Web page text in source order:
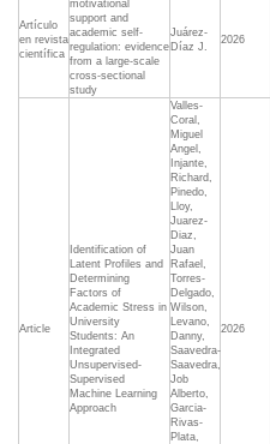
Artículo
en revista
científica
motivational
support and
academic self-
regulation: evidence
from a large-scale
cross-sectional
study
Juárez-
Díaz J.
2026
Article
Identification of
Latent Profiles and
Determining
Factors of
Academic Stress in
University
Students: An
Integrated
Unsupervised-
Supervised
Machine Learning
Approach
Valles-
Coral,
Miguel
Angel,
Injante,
Richard,
Pinedo,
Lloy,
Juarez-
Diaz,
Juan
Rafael,
Torres-
Delgado,
Wilson,
Levano,
Danny,
Saavedra-
Saavedra,
Job
Alberto,
Garcia-
Rivas-
Plata,
2026